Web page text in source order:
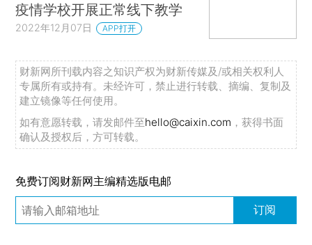
疫情学校开展正常线下教学
2022年12月07日 APP打开
财新网所刊载内容之知识产权为财新传媒及/或相关权利人
专属所有或持有。未经许可，禁止进行转载、摘编、复制及
建立镜像等任何使用。
如有意愿转载，请发邮件至hello@caixin.com ，获得书面
确认及授权后，方可转载。
免费订阅财新网主编精选版电邮
订阅